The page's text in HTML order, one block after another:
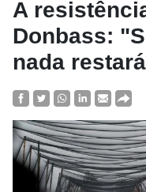
A
Donbass:
nada